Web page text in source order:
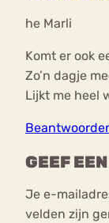
he Marli
Komt er ook
Zo’n dagje
Lijkt me heel
GEEF
Je e-
velden zijn